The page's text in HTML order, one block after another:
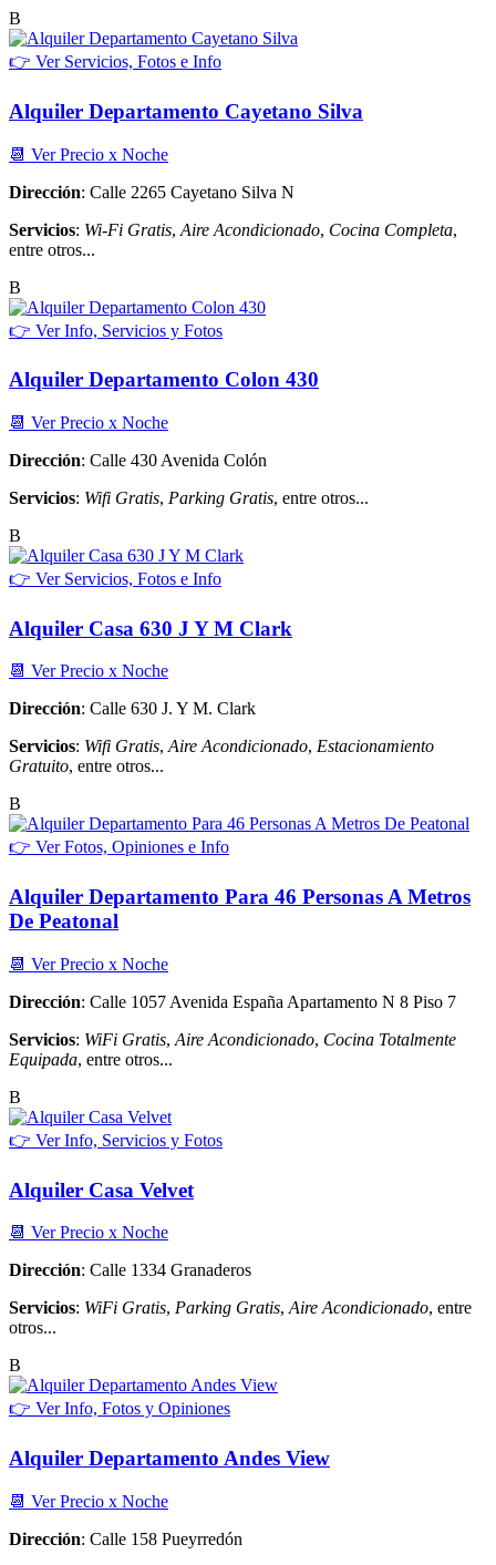
B
👉 Ver Servicios, Fotos e Info
Alquiler Departamento Cayetano Silva
📆 Ver Precio x Noche
Dirección: Calle 2265 Cayetano Silva N
Servicios: Wi-Fi Gratis, Aire Acondicionado, Cocina Completa,
entre otros...
B
👉 Ver Info, Servicios y Fotos
Alquiler Departamento Colon 430
📆 Ver Precio x Noche
Dirección: Calle 430 Avenida Colón
Servicios: Wifi Gratis, Parking Gratis, entre otros...
B
👉 Ver Servicios, Fotos e Info
Alquiler Casa 630 J Y M Clark
📆 Ver Precio x Noche
Dirección: Calle 630 J. Y M. Clark
Servicios: Wifi Gratis, Aire Acondicionado, Estacionamiento
Gratuito, entre otros...
B
👉 Ver Fotos, Opiniones e Info
Alquiler Departamento Para 46 Personas A Metros
De Peatonal
📆 Ver Precio x Noche
Dirección: Calle 1057 Avenida España Apartamento N 8 Piso 7
Servicios: WiFi Gratis, Aire Acondicionado, Cocina Totalmente
Equipada, entre otros...
B
👉 Ver Info, Servicios y Fotos
Alquiler Casa Velvet
📆 Ver Precio x Noche
Dirección: Calle 1334 Granaderos
Servicios: WiFi Gratis, Parking Gratis, Aire Acondicionado, entre
otros...
B
👉 Ver Info, Fotos y Opiniones
Alquiler Departamento Andes View
📆 Ver Precio x Noche
Dirección: Calle 158 Pueyrredón